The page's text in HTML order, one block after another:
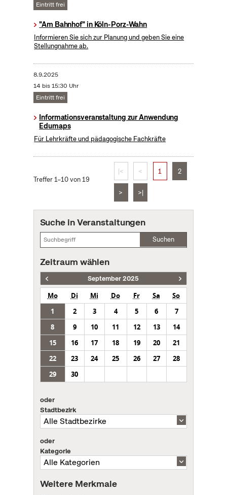
Eintritt frei
"Am Bahnhof" in Köln-Porz-Wahn
Informieren Sie sich zur Planung und geben Sie eine
Stellungnahme ab.
8.9.2025
14 bis 15:30 Uhr
Eintritt frei
Informationsveranstaltung zur Anwendung
Edumaps
Für Lehrkräfte und pädagogische Fachkräfte
Treffer 1–10 von 19
|< < 1 2
> >|
Suche in Veranstaltungen
Suchen
Zeitraum wählen
September 2025
Mo Di Mi Do Fr Sa
So
1
2 3 4 5 6
7
8
9 10 11 12 13
14
15
16 17 18 19 20
21
22
23 24 25 26 27
28
29
30
oder
Stadtbezirk
oder
Kategorie
Weitere Merkmale